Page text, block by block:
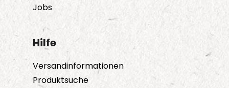
Jobs
Hilfe
Versandinformationen
Produktsuche